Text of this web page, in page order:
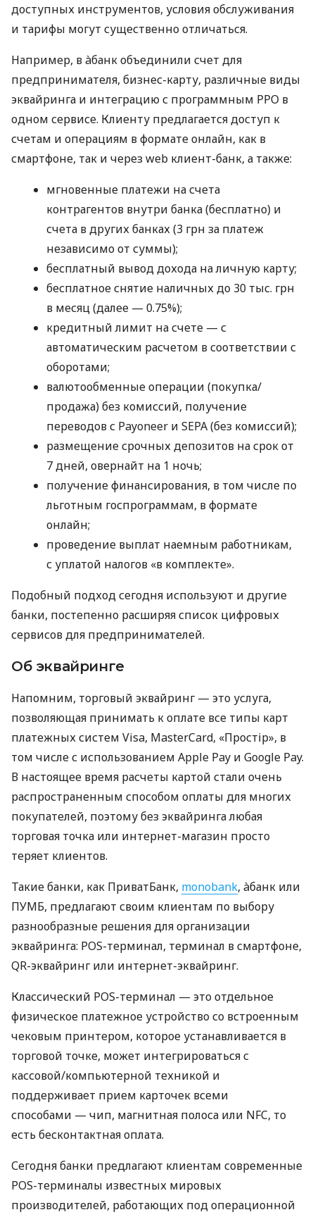
доступных инструментов, условия обслуживания
и тарифы могут существенно отличаться.
Например, в àбанк объединили счет для
предпринимателя, бизнес-карту, различные виды
эквайринга и интеграцию с программным РРО в
одном сервисе. Клиенту предлагается доступ к
счетам и операциям в формате онлайн, как в
смартфоне, так и через web клиент-банк, а также:
мгновенные платежи на счета
контрагентов внутри банка (бесплатно) и
счета в других банках (3 грн за платеж
независимо от суммы);
бесплатный вывод дохода на личную карту;
бесплатное снятие наличных до 30 тыс. грн
в месяц (далее — 0.75%);
кредитный лимит на счете — с
автоматическим расчетом в соответствии с
оборотами;
валютообменные операции (покупка/
продажа) без комиссий, получение
переводов с Payoneer и SEPA (без комиссий);
размещение срочных депозитов на срок от
7 дней, овернайт на 1 ночь;
получение финансирования, в том числе по
льготным госпрограммам, в формате
онлайн;
проведение выплат наемным работникам,
с уплатой налогов «в комплекте».
Подобный подход сегодня используют и другие
банки, постепенно расширяя список цифровых
сервисов для предпринимателей.
Об эквайринге
Напомним, торговый эквайринг — это услуга,
позволяющая принимать к оплате все типы карт
платежных систем Visa, MasterCard, «Простір», в
том числе с использованием Apple Pay и Google Pay.
В настоящее время расчеты картой стали очень
распространенным способом оплаты для многих
покупателей, поэтому без эквайринга любая
торговая точка или интернет-магазин просто
теряет клиентов.
Такие банки, как ПриватБанк, monobank, àбанк или
ПУМБ, предлагают своим клиентам по выбору
разнообразные решения для организации
эквайринга: POS-терминал, терминал в смартфоне,
QR-эквайринг или интернет-эквайринг.
Классический POS-терминал — это отдельное
физическое платежное устройство со встроенным
чековым принтером, которое устанавливается в
торговой точке, может интегрироваться с
кассовой/компьютерной техникой и
поддерживает прием карточек всеми
способами — чип, магнитная полоса или NFC, то
есть бесконтактная оплата.
Сегодня банки предлагают клиентам современные
POS-терминалы известных мировых
производителей, работающих под операционной